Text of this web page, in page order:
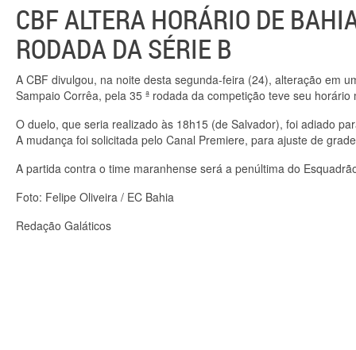
CBF ALTERA HORÁRIO DE
RODADA DA SÉRIE B
A CBF divulgou, na noite desta segunda-feira (24), alteração em
Sampaio Corrêa, pela 35 ª rodada da competição teve seu horário
O duelo, que seria realizado às 18h15 (de Salvador), foi adiado
A mudança foi solicitada pelo Canal Premiere, para ajuste de
A partida contra o time maranhense será a penúltima do
Foto: Felipe Oliveira / EC Bahia
Redação Galáticos